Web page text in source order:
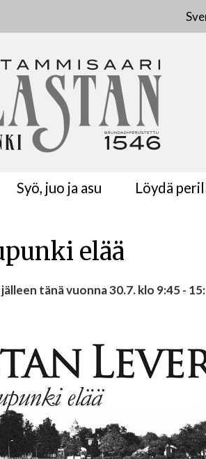
Syö, juo ja asu Löydä
elää
tänä vuonna 30.7. klo 9:45 -